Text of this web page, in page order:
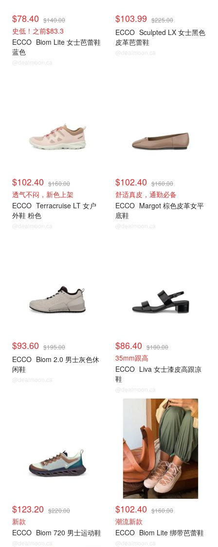
$78.40 $140.00
史低！之前$83.3
ECCO Biom Lite 女士芭蕾鞋
蓝色
@dealmoon.ca
$103.99 $225.00
ECCO Sculpted LX 女士黑色
皮革芭蕾鞋
@dealmoon.ca
$102.40 $160.00
透气不闷，新色上架
ECCO Terracruise LT 女户
外鞋 粉色
@dealmoon.ca
$102.40 $160.00
舒适真皮，通勤必备
ECCO Margot 棕色皮革女平
底鞋
@dealmoon.ca
$93.60 $195.00
ECCO Biom 2.0 男士灰色休
闲鞋
@dealmoon.ca
$86.40 $180.00
35mm跟高
ECCO Liva 女士漆皮高跟凉
鞋
@dealmoon.ca
$123.20 $220.00
新款
ECCO Biom 720 男士运动鞋
@dealmoon.ca
$102.40 $160.00
潮流新款
ECCO Biom Lite 绑带芭蕾鞋
@dealmoon.ca